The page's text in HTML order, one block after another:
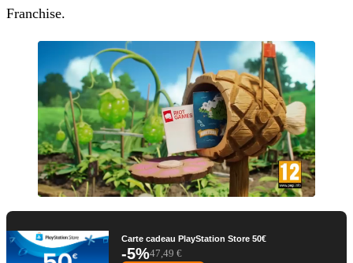
Franchise.
Carte cadeau PlayStation Store 50€
-5%47,49 €